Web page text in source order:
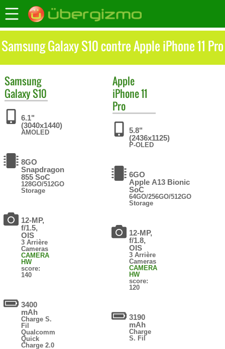
Samsung Galaxy S10 contre Apple iPhone 11 Pro
Samsung
Galaxy S10
6.1"
(3040x1440)
AMOLED
8GO
Snapdragon
855 SoC
128GO/512GO
Storage
12-MP,
f/1.5,
OIS
3 Arrière
Cameras
CAMERA
HW
score:
140
3400
mAh
Charge S.
Fil
Qualcomm
Quick
Charge 2.0
Apple
iPhone 11
Pro
5.8"
(2436x1125)
P-OLED
6GO
Apple A13 Bionic
SoC
64GO/256GO/512GO
Storage
12-MP,
f/1.8,
OIS
3 Arrière
Cameras
CAMERA
HW
score:
120
3190
mAh
Charge
S. Fil